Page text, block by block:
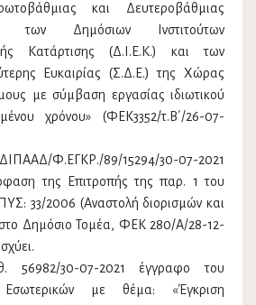
και Δευτεροβάθμιας
των Δημόσιων Ινστιτούτων
Κατάρτισης (Δ.Ι.Ε.Κ.) και των
Ευκαιρίας (Σ.Δ.Ε.) της Χώρας
με σύμβαση εργασίας ιδιωτικού
χρόνου» (ΦΕΚ3352/τ.Β΄/26-07-
Φ.ΕΓΚΡ./89/15294/30-07-2021
της Επιτροπής της παρ. 1 του
33/2006 (Αναστολή διορισμών και
Δημόσιο Τομέα, ΦΕΚ 280/Α/28-12-
56982/30-07-2021 έγγραφο του
Εσωτερικών με θέμα: «Έγκριση